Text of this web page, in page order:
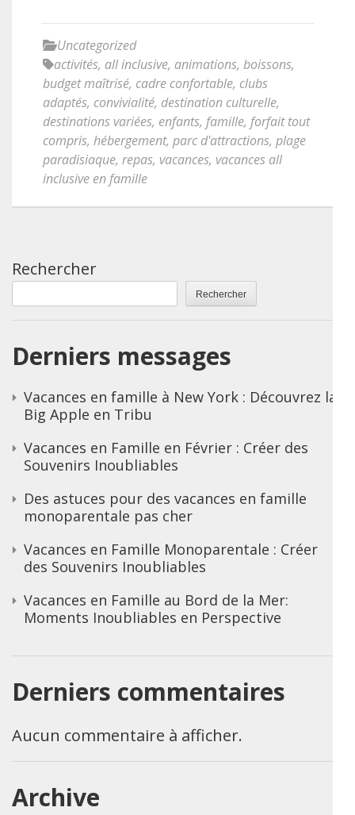
Uncategorized
activités, all inclusive, animations, boissons,
budget maîtrisé, cadre confortable, clubs
adaptés, convivialité, destination culturelle,
destinations variées, enfants, famille, forfait tout
compris, hébergement, parc d'attractions, plage
paradisiaque, repas, vacances, vacances all
inclusive en famille
Rechercher
Rechercher
Derniers messages
Vacances en famille à New York : Découvrez la
Big Apple en Tribu
Vacances en Famille en Février : Créer des
Souvenirs Inoubliables
Des astuces pour des vacances en famille
monoparentale pas cher
Vacances en Famille Monoparentale : Créer
des Souvenirs Inoubliables
Vacances en Famille au Bord de la Mer:
Moments Inoubliables en Perspective
Derniers commentaires
Aucun commentaire à afficher.
Archive